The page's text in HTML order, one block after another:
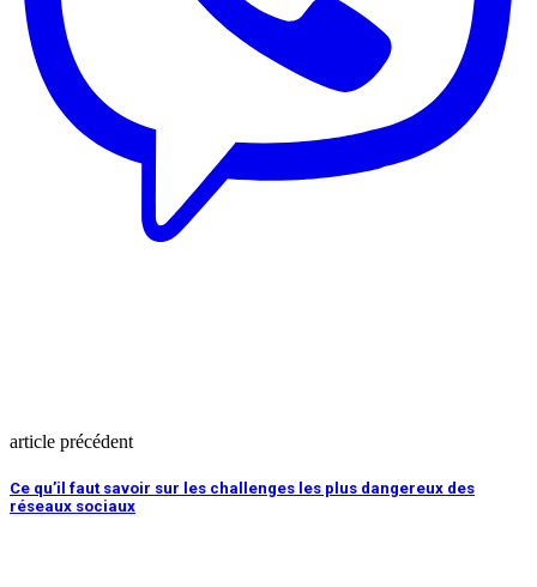
article précédent
Ce qu’il faut savoir sur les challenges les plus dangereux des
réseaux sociaux